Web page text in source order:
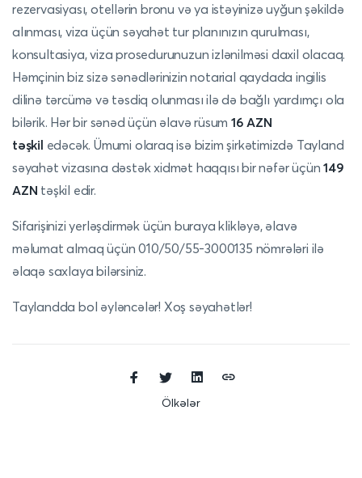
rezervasiyası, otellərin bronu və ya istəyinizə uyğun şəkildə
alınması, viza üçün səyahət tur planınızın qurulması,
konsultasiya, viza prosedurunuzun izlənilməsi daxil olacaq.
Həmçinin biz sizə sənədlərinizin notarial qaydada ingilis
dilinə tərcümə və təsdiq olunması ilə də bağlı yardımçı ola
bilərik. Hər bir sənəd üçün əlavə rüsum 16 AZN
təşkil edəcək. Ümumi olaraq isə bizim şirkətimizdə Tayland
səyahət vizasına dəstək xidmət haqqısı bir nəfər üçün149
AZN təşkil edir.
Sifarişinizi yerləşdirmək üçün buraya klikləyə, əlavə
məlumat almaq üçün 010/50/55-3000135 nömrələri ilə
əlaqə saxlaya bilərsiniz.
Taylandda bol əyləncələr! Xoş səyahətlər!
Ölkələr